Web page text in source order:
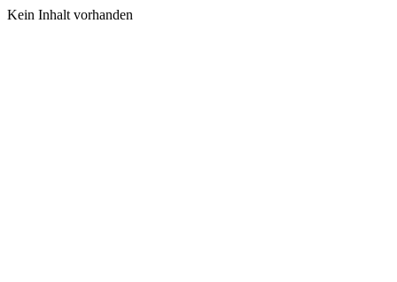
Kein Inhalt vorhanden